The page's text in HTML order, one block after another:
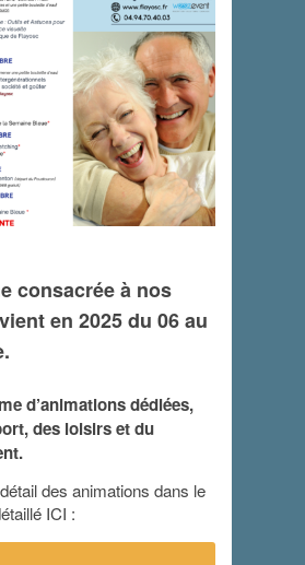
bleue
consacrée à nos
en 2025 du 06 au
d’animations dédiées,
des loisirs et du
des animations dans le
ICI :